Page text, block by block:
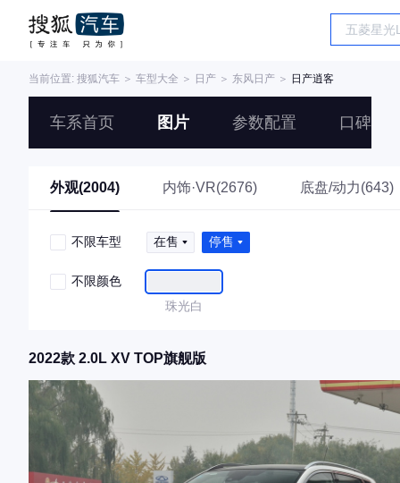
当前位置: 搜狐汽车 ＞ 车型大全 ＞ 日产 ＞ 东风日产 ＞ 日产逍客
车系首页 图片 参数配置 口碑
外观(2004) 内饰·VR(2676) 底盘/动力(643)
不限车型 在售 停售
不限颜色
珠光白
2022款 2.0L XV TOP旗舰版